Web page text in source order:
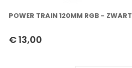
POWER TRAIN 120MM RGB - ZWART
€ 13,00